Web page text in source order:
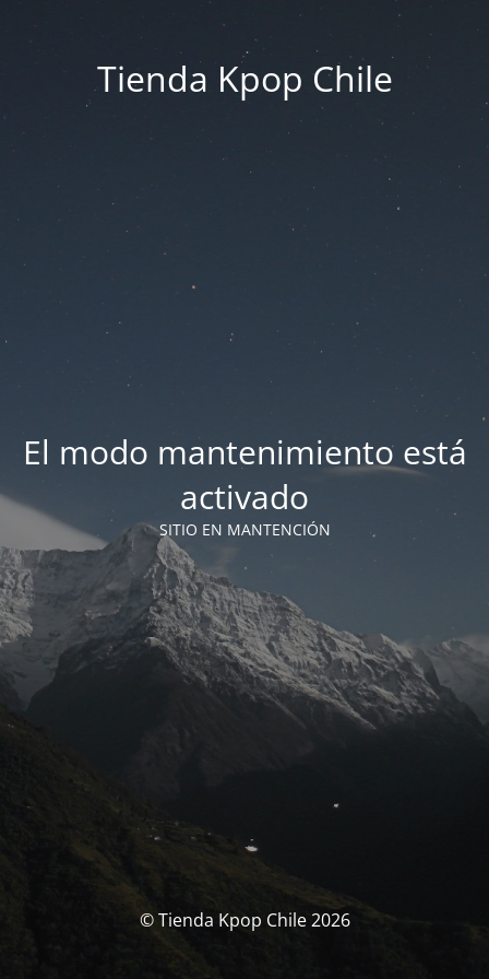
Tienda Kpop Chile
El modo mantenimiento está
activado
SITIO EN MANTENCIÓN
© Tienda Kpop Chile 2026